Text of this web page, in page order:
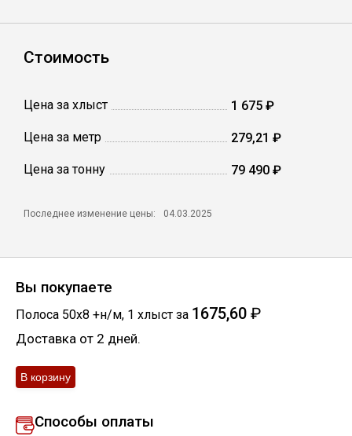
Винтовые сваи
Столбы заборные
Сетка кладочная
Круги абразивные
Электроды
Скобо-гибочные изделия
Стоимость
Цена за хлыст 1 675 ₽
Цена за метр 279,21 ₽
Цена за тонну 79 490 ₽
Последнее изменение цены: 04.03.2025
Вы покупаете
Полоса 50х8 +н/м, 1 хлыст за 1675,60 ₽
Доставка от 2 дней.
Способы оплаты